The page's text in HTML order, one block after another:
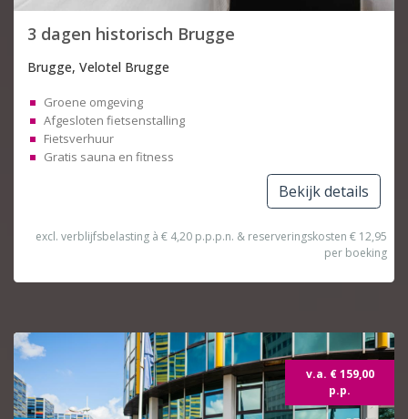
3 dagen historisch Brugge
Brugge, Velotel Brugge
Groene omgeving
Afgesloten fietsenstalling
Fietsverhuur
Gratis sauna en fitness
Bekijk details
excl. verblijfsbelasting à € 4,20 p.p.p.n. & reserveringskosten € 12,95
per boeking
v.a. € 159,00
p.p.
Topdeal